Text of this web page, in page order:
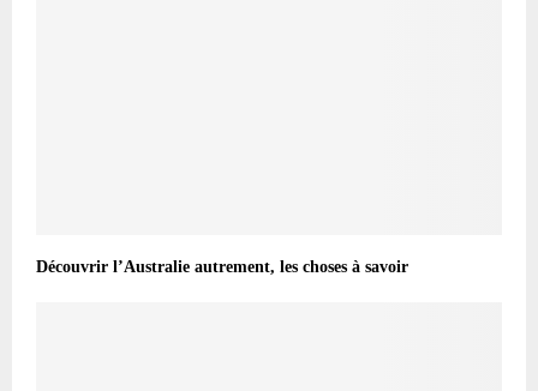
Découvrir l’Australie autrement, les choses à savoir